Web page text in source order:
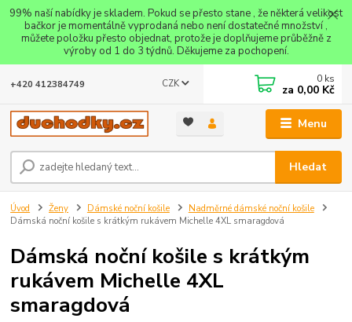
99% naší nabídky je skladem. Pokud se přesto stane , že některá velikost
bačkor je momentálně vyprodaná nebo není dostatečné množství ,
můžete položku přesto objednat, protože je doplňujeme průběžně z
výroby od 1 do 3 týdnů. Děkujeme za pochopení.
Menu
CZK
Hledat
+420 412384749 0 ks
za 0,00 Kč
Úvod Ženy Dámské noční košile
Nadměrné dámské noční košile
Dámská noční košile s krátkým rukávem Michelle 4XL smaragdová
Dámská noční košile s krátkým
rukávem Michelle 4XL
smaragdová